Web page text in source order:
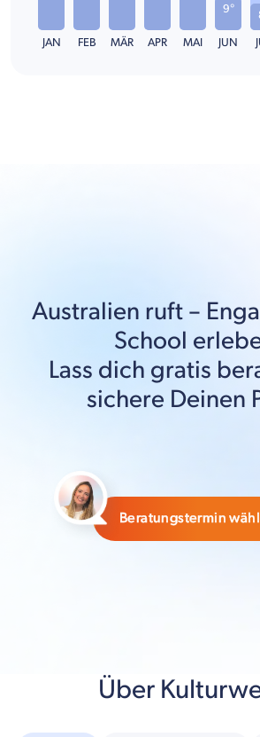
JAN FEB MÄR APR MAI
9°
JUN
Australien ruft –
School
Lass dich gratis
sichere Deinen
Beratungstermin
Über